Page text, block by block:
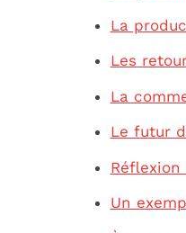
La
Les
La
Le futur
Un